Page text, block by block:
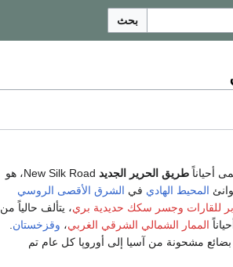
بحث
طريق الحرير الجديد
New Silk Road، هو
المحيط الهادي في الشرق الأقصى الروسي
للقارات وجسر سكك حديدية بري، يتألف حالياً من
الممار الشمالي الشرقي الغربي، وقزخستان
من 600 بليون دولار قيمة بضائع مشحونة من آسيا إلى أوروپا كل عام تم